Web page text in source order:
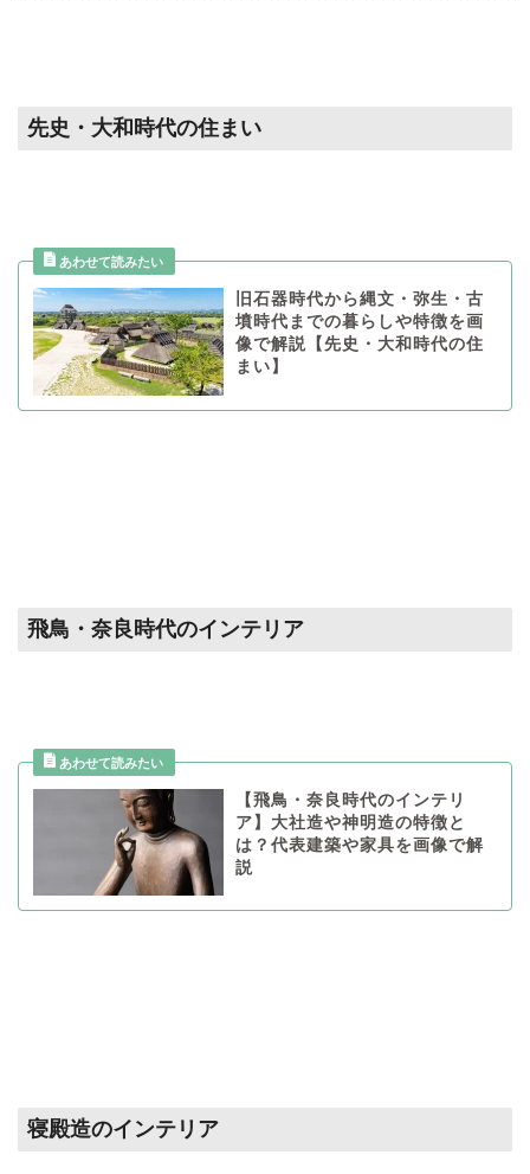
先史・大和時代の住まい
旧石器時代から縄文・弥生・古
墳時代までの暮らしや特徴を画
像で解説【先史・大和時代の住
まい】
飛鳥・奈良時代のインテリア
【飛鳥・奈良時代のインテリ
ア】大社造や神明造の特徴と
は？代表建築や家具を画像で解
説
寝殿造のインテリア